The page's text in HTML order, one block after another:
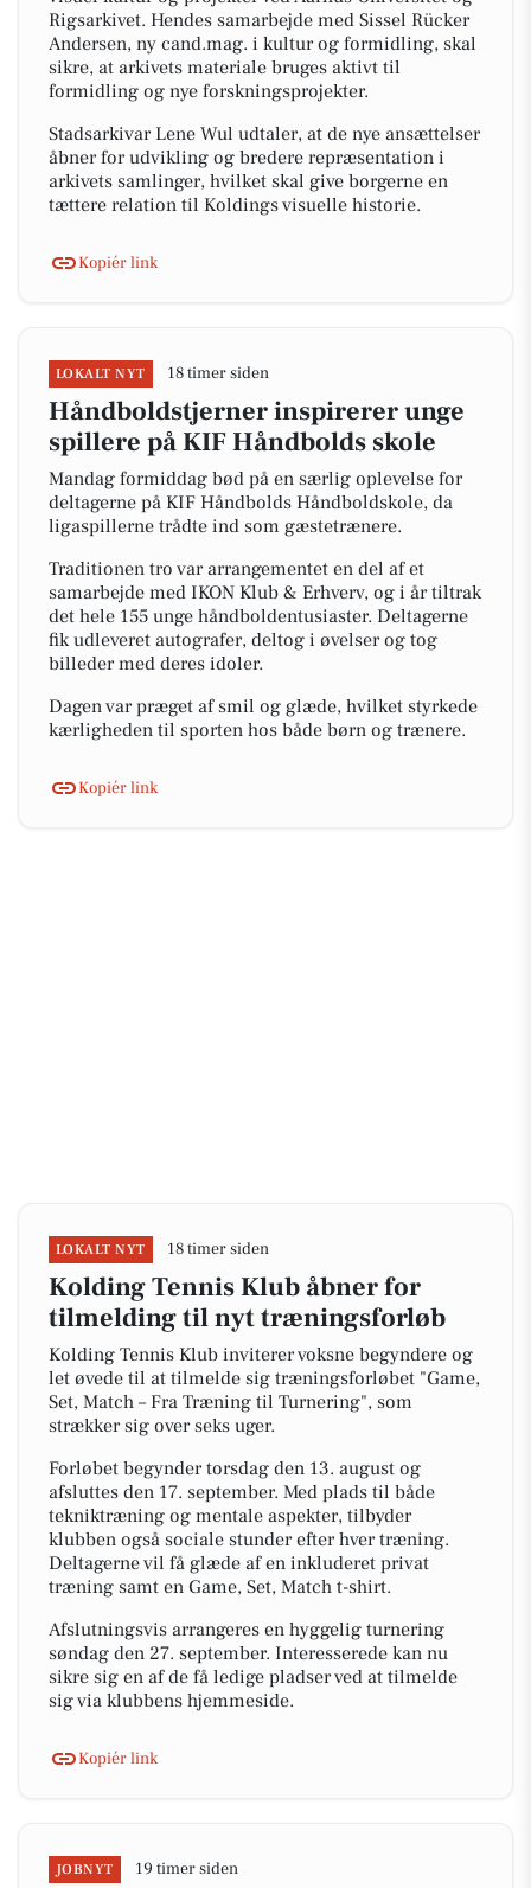
Rigsarkivet. Hendes samarbejde med Sissel Rücker
Andersen, ny cand.mag. i kultur og formidling, skal
sikre, at arkivets materiale bruges aktivt til
formidling og nye forskningsprojekter.
Stadsarkivar Lene Wul udtaler, at de nye ansættelser
åbner for udvikling og bredere repræsentation i
arkivets samlinger, hvilket skal give borgerne en
tættere relation til Koldings visuelle historie.
Kopiér link
LOKALT NYT 18 timer siden
Håndboldstjerner inspirerer unge
spillere på KIF Håndbolds skole
Mandag formiddag bød på en særlig oplevelse for
deltagerne på KIF Håndbolds Håndboldskole, da
ligaspillerne trådte ind som gæstetrænere.
Traditionen tro var arrangementet en del af et
samarbejde med IKON Klub & Erhverv, og i år tiltrak
det hele 155 unge håndboldentusiaster. Deltagerne
fik udleveret autografer, deltog i øvelser og tog
billeder med deres idoler.
Dagen var præget af smil og glæde, hvilket styrkede
kærligheden til sporten hos både børn og trænere.
Kopiér link
LOKALT NYT 18 timer siden
Kolding Tennis Klub åbner for
tilmelding til nyt træningsforløb
Kolding Tennis Klub inviterer voksne begyndere og
let øvede til at tilmelde sig træningsforløbet "Game,
Set, Match – Fra Træning til Turnering", som
strækker sig over seks uger.
Forløbet begynder torsdag den 13. august og
afsluttes den 17. september. Med plads til både
tekniktræning og mentale aspekter, tilbyder
klubben også sociale stunder efter hver træning.
Deltagerne vil få glæde af en inkluderet privat
træning samt en Game, Set, Match t-shirt.
Afslutningsvis arrangeres en hyggelig turnering
søndag den 27. september. Interesserede kan nu
sikre sig en af de få ledige pladser ved at tilmelde
sig via klubbens hjemmeside.
Kopiér link
JOBNYT 19 timer siden